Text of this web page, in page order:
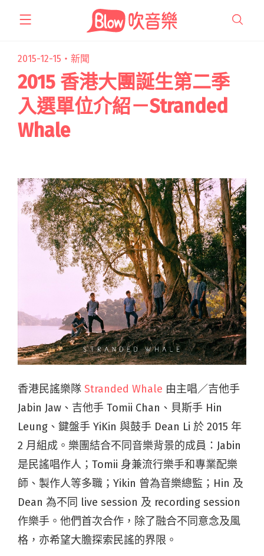
2015-12-15・ 新聞
2015 香港大團誕生第二季
入選單位介紹－Stranded
Whale
香港民謠樂隊 Stranded Whale 由主唱／吉他手
Jabin Jaw、吉他手 Tomii Chan、貝斯手 Hin
Leung、鍵盤手 YiKin 與鼓手 Dean Li 於 2015 年
2 月組成。樂團結合不同音樂背景的成員：Jabin
是民謠唱作人；Tomii 身兼流行樂手和專業配樂
師、製作人等多職；Yikin 曾為音樂總監；Hin 及
Dean 為不同 live session 及 recording session
作樂手。他們首次合作，除了融合不同意念及風
格，亦希望大膽探索民謠的界限。